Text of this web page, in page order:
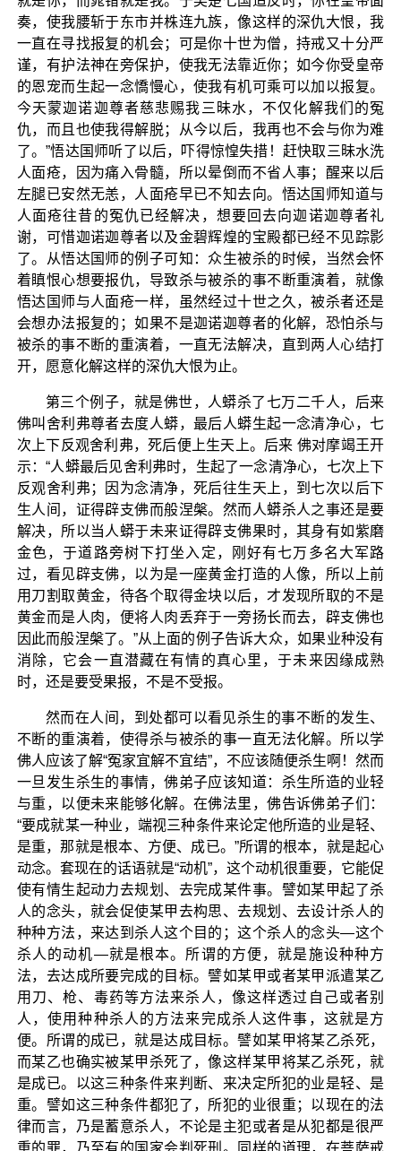
奏，使我腰斩于东市并株连九族，像这样的深仇大恨，我
一直在寻找报复的机会；可是你十世为僧，持戒又十分严
谨，有护法神在旁保护，使我无法靠近你；如今你受皇帝
的恩宠而生起一念憍慢心，使我有机可乘可以加以报复。
今天蒙迦诺迦尊者慈悲赐我三昧水，不仅化解我们的冤
仇，而且也使我得解脱；从今以后，我再也不会与你为难
了。”悟达国师听了以后，吓得惊惶失措！赶快取三昧水洗
人面疮，因为痛入骨髓，所以晕倒而不省人事；醒来以后
左腿已安然无恙，人面疮早已不知去向。悟达国师知道与
人面疮往昔的冤仇已经解决，想要回去向迦诺迦尊者礼
谢，可惜迦诺迦尊者以及金碧辉煌的宝殿都已经不见踪影
了。从悟达国师的例子可知：众生被杀的时候，当然会怀
着瞋恨心想要报仇，导致杀与被杀的事不断重演着，就像
悟达国师与人面疮一样，虽然经过十世之久，被杀者还是
会想办法报复的；如果不是迦诺迦尊者的化解，恐怕杀与
被杀的事不断的重演着，一直无法解决，直到两人心结打
开，愿意化解这样的深仇大恨为止。
第三个例子，就是佛世，人蟒杀了七万二千人，后来
佛叫舍利弗尊者去度人蟒，最后人蟒生起一念清净心，七
次上下反观舍利弗，死后便上生天上。后来 佛对摩竭王开
示：“人蟒最后见舍利弗时，生起了一念清净心，七次上下
反观舍利弗；因为念清净，死后往生天上，到七次以后下
生人间，证得辟支佛而般涅槃。然而人蟒杀人之事还是要
解决，所以当人蟒于未来证得辟支佛果时，其身有如紫磨
金色，于道路旁树下打坐入定，刚好有七万多名大军路
过，看见辟支佛，以为是一座黄金打造的人像，所以上前
用刀割取黄金，待各个取得金块以后，才发现所取的不是
黄金而是人肉，便将人肉丢弃于一旁扬长而去，辟支佛也
因此而般涅槃了。”从上面的例子告诉大众，如果业种没有
消除，它会一直潜藏在有情的真心里，于未来因缘成熟
时，还是要受果报，不是不受报。
然而在人间，到处都可以看见杀生的事不断的发生、
不断的重演着，使得杀与被杀的事一直无法化解。所以学
佛人应该了解“冤家宜解不宜结”，不应该随便杀生啊！然而
一旦发生杀生的事情，佛弟子应该知道：杀生所造的业轻
与重，以便未来能够化解。在佛法里，佛告诉佛弟子们：
“要成就某一种业，端视三种条件来论定他所造的业是轻、
是重，那就是根本、方便、成已。”所谓的根本，就是起心
动念。套现在的话语就是“动机”，这个动机很重要，它能促
使有情生起动力去规划、去完成某件事。譬如某甲起了杀
人的念头，就会促使某甲去构思、去规划、去设计杀人的
种种方法，来达到杀人这个目的；这个杀人的念头—这个
杀人的动机—就是根本。所谓的方便，就是施设种种方
法，去达成所要完成的目标。譬如某甲或者某甲派遣某乙
用刀、枪、毒药等方法来杀人，像这样透过自己或者别
人，使用种种杀人的方法来完成杀人这件事，这就是方
便。所谓的成已，就是达成目标。譬如某甲将某乙杀死，
而某乙也确实被某甲杀死了，像这样某甲将某乙杀死，就
是成已。以这三种条件来判断、来决定所犯的业是轻、是
重。譬如这三种条件都犯了，所犯的业很重；以现在的法
律而言，乃是蓄意杀人，不论是主犯或者是从犯都是很严
重的罪，乃至有的国家会判死刑。同样的道理，在菩萨戒